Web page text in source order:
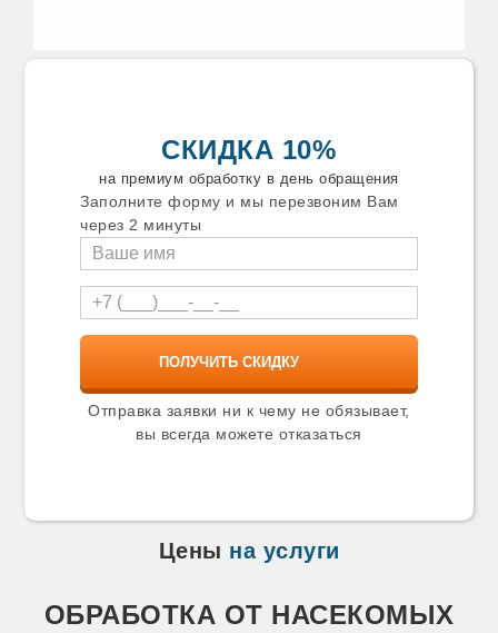
Камышлов
Канаш
Карабаново
Карабаш
Касимов
Качканар
Кимры
Кинель
Кинешма
Киржач
Кириши
Клин
Ковров
Козьмодемьянск
Коломна
СКИДКА 10%
на премиум обработку в день обращения
Заполните форму и мы перезвоним Вам
через 2 минуты
Отправка заявки ни к чему не обязывает,
вы всегда можете отказаться
Цены на услуги
ОБРАБОТКА ОТ НАСЕКОМЫХ